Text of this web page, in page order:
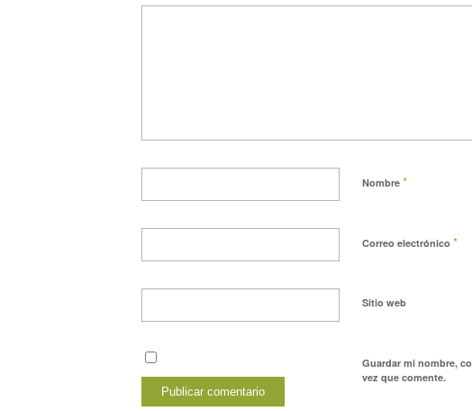
Nombre *
Correo electrónico *
Sitio web
Guardar mi nombre,
vez que comente.